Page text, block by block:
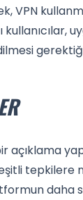
VPN
tepkilere